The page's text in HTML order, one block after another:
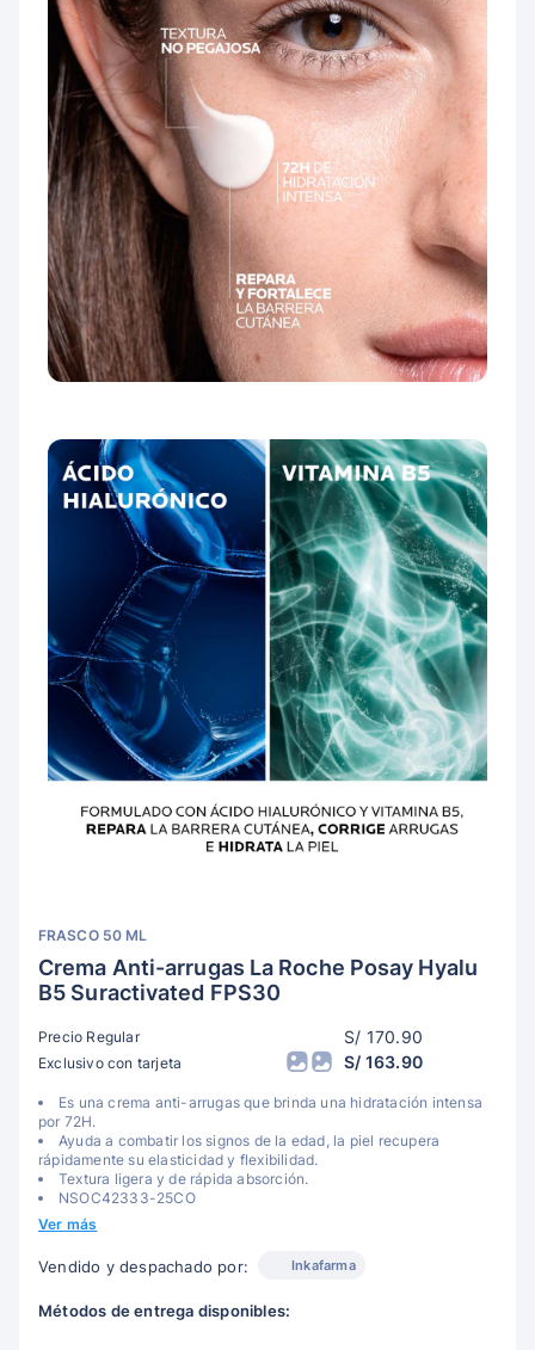
FRASCO 50 ML
Crema Anti-arrugas La Roche Posay Hyalu
B5 Suractivated FPS30
Precio Regular S/ 170.90
Exclusivo con tarjeta S/ 163.90
Es una crema anti-arrugas que brinda una hidratación intensa
por 72H.
Ayuda a combatir los signos de la edad, la piel recupera
rápidamente su elasticidad y flexibilidad.
Textura ligera y de rápida absorción.
NSOC42333-25CO
Ver más
Vendido y despachado por: Inkafarma
Métodos de entrega disponibles: